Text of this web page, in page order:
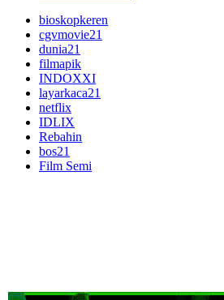
bioskopkeren
cgvmovie21
dunia21
filmapik
INDOXXI
layarkaca21
netflix
IDLIX
Rebahin
bos21
Film Semi